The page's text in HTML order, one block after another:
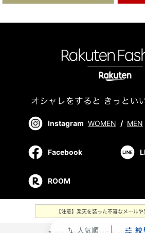
swap_vert 人気順 絞
Instagram WOMEN / MEN
Facebook
ROOM
【注意】楽天を装った不審なメール